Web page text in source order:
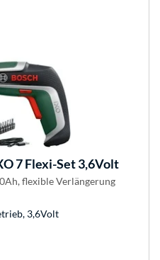
7 Flexi-Set 3,6Volt
flexible Verlängerung
3,6Volt